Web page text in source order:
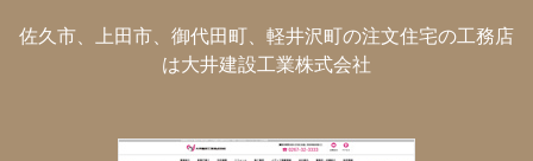
佐久市、上田市、御代田町、軽井沢町の注文住宅の工務店
は大井建設工業株式会社